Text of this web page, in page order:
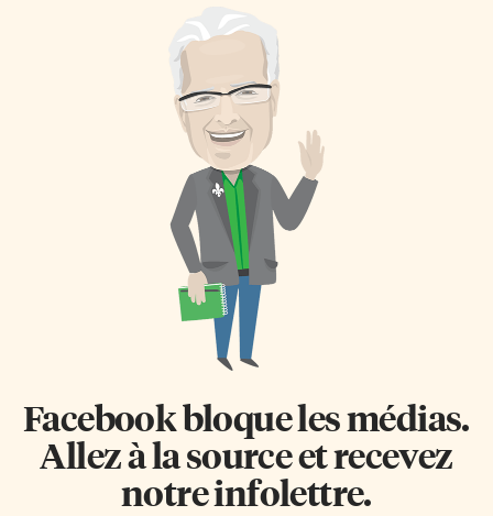
la communauté des Témoins de
Jéhovah de Saint Georges de
Beauce au Québec. Sa vie de
jeune recrue n’est alors pas de
tout repos. Son temps libre est
partagé entre assister aux
contrôle des armes et de plutôt
se contenter de parler de ce
qu’ils connaissent. «Qui croyez-
vous retire les balles des
colonnes vertébrales et tente de
réparer les intestins anéantis
par une AR-15», lui a répondu
Jennifer Gunter, médecin et
vulgarisatrice en santé, avant
d’être imitée par des centaines
de collègues […]
Facebook bloque les médias.
Allez à la source et recevez
notre infolettre.